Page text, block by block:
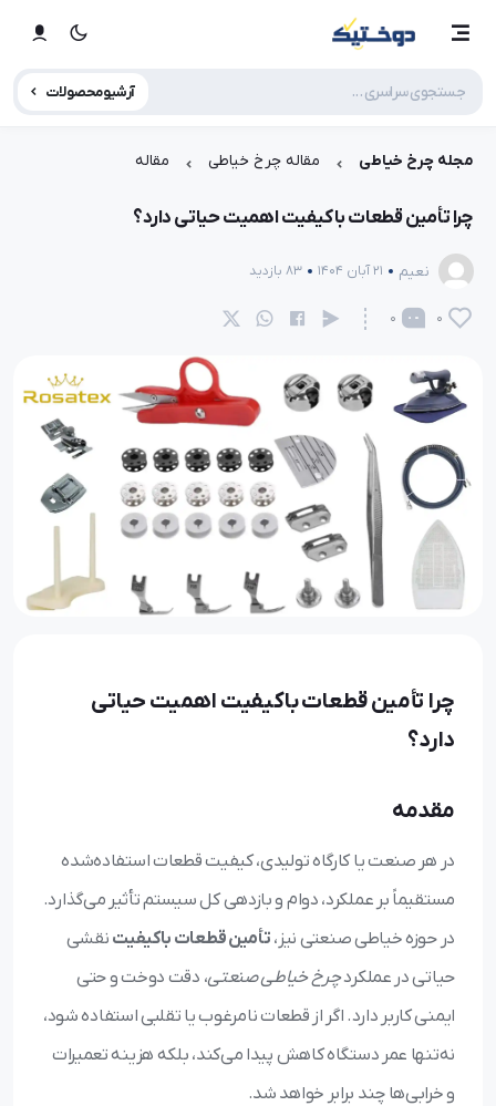
آرشیو محصولات
مجله چرخ خیاطی مقاله چرخ خیاطی مقاله
چرا تأمین قطعات باکیفیت اهمیت حیاتی دارد؟
نعیم 21 آبان 1404 83 بازدید
0
0
چرا تأمین قطعات باکیفیت اهمیت حیاتی
دارد؟
مقدمه
در هر صنعت یا کارگاه تولیدی، کیفیت قطعات استفاده‌شده
مستقیماً بر عملکرد، دوام و بازدهی کل سیستم تأثیر می‌گذارد.
در حوزه خیاطی صنعتی نیز، تأمین قطعات باکیفیت نقشی
حیاتی در عملکردچرخ خیاطی صنعتی، دقت دوخت و حتی
ایمنی کاربر دارد. اگر از قطعات نامرغوب یا تقلبی استفاده شود،
نه‌تنها عمر دستگاه کاهش پیدا می‌کند، بلکه هزینه تعمیرات
و خرابی‌ها چند برابر خواهد شد.